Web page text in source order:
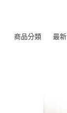
商品分類 最